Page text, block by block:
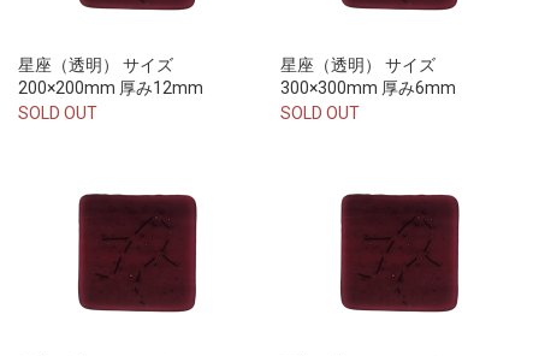
星座（透明） サイズ
200×200mm 厚み12mm
SOLD OUT
星座（透明） サイズ
300×300mm 厚み6mm
SOLD OUT